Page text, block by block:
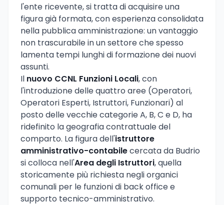
l'ente ricevente, si tratta di acquisire una
figura già formata, con esperienza consolidata
nella pubblica amministrazione: un vantaggio
non trascurabile in un settore che spesso
lamenta tempi lunghi di formazione dei nuovi
assunti.
Il nuovo CCNL Funzioni Locali, con
l'introduzione delle quattro aree (Operatori,
Operatori Esperti, Istruttori, Funzionari) al
posto delle vecchie categorie A, B, C e D, ha
ridefinito la geografia contrattuale del
comparto. La figura dell'istruttore
amministrativo-contabilecercata da Budrio
si colloca nell'Area degli Istruttori, quella
storicamente più richiesta negli organici
comunali per le funzioni di back office e
supporto tecnico-amministrativo.